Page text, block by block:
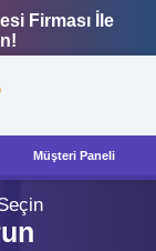
Firması İle
Müşteri Paneli